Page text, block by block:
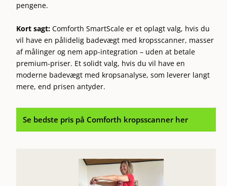
pengene.
Kort sagt: Comforth SmartScale er et oplagt valg, hvis du
vil have en pålidelig badevægt med kropsscanner, masser
af målinger og nem app-integration – uden at betale
premium-priser. Et solidt valg, hvis du vil have en
moderne badevægt med kropsanalyse, som leverer langt
mere, end prisen antyder.
Se bedste pris på Comforth kropsscanner her